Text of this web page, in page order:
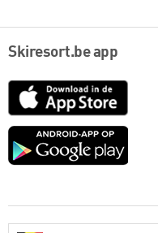
Skiresort.be app
App